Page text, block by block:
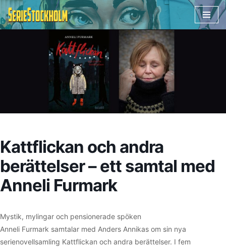
Hoppa
Kattflickan och andra
berättelser – ett samtal med
Anneli Furmark
Mystik, mylingar och pensionerade spöken
Anneli Furmark samtalar med Anders Annikas om sin nya
serienovellsamling Kattflickan och andra berättelser. I fem